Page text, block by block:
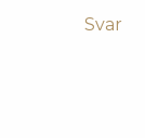
Svar